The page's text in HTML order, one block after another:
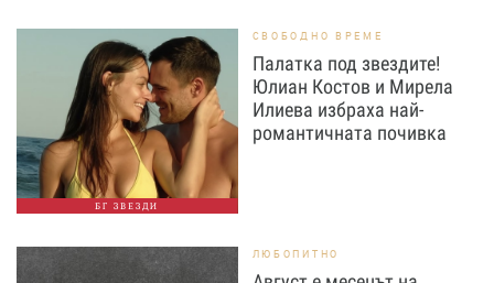
БГ ЗВЕЗДИ
СВОБОДНО ВРЕМЕ
Палатка под звездите!
Юлиан Костов и Мирела
Илиева избраха най-
романтичната почивка
ЛЮБОПИТНО